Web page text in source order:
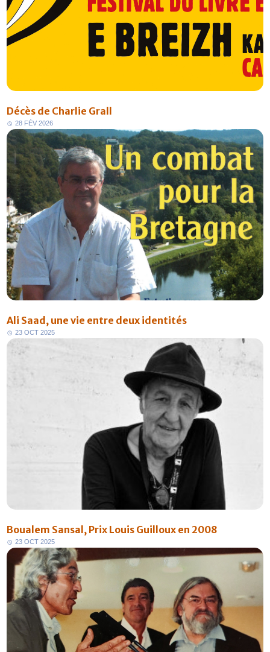
Décès de Charlie Grall
28 FÉV 2026
Ali Saad, une vie entre deux identités
23 OCT 2025
Boualem Sansal, Prix Louis Guilloux en 2008
23 OCT 2025